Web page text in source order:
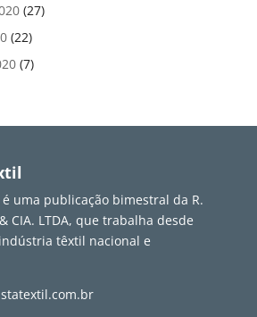
(27)
(22)
(7)
é uma publicação bimestral da R.
& CIA. LTDA, que trabalha desde
têxtil nacional e